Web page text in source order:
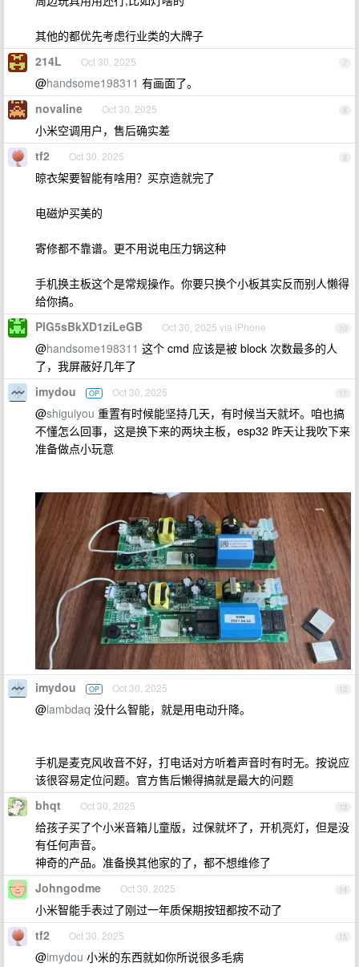
其他的都优先考虑行业类的大牌子
7
214L Oct 30, 2025
@handsome198311 有画面了。
8
novaline Oct 30, 2025
小米空调用户，售后确实差
9
tf2 Oct 30, 2025
晾衣架要智能有啥用？买京造就完了
电磁炉买美的
寄修都不靠谱。更不用说电压力锅这种
手机换主板这个是常规操作。你要只换个小板其实反而别人懒得
给你搞。
10
PlG5sBkXD1ziLeGB Oct 30, 2025 via iPhone
@handsome198311 这个 cmd 应该是被 block 次数最多的人
了，我屏蔽好几年了
11
imydou OP Oct 30, 2025
@shiguiyou 重置有时候能坚持几天，有时候当天就坏。咱也搞
不懂怎么回事，这是换下来的两块主板，esp32 昨天让我吹下来
准备做点小玩意
12
imydou OP Oct 30, 2025
@lambdaq 没什么智能，就是用电动升降。
手机是麦克风收音不好，打电话对方听着声音时有时无。按说应
该很容易定位问题。官方售后懒得搞就是最大的问题
13
bhqt Oct 30, 2025
给孩子买了个小米音箱儿童版，过保就坏了，开机亮灯，但是没
有任何声音。
神奇的产品。准备换其他家的了，都不想维修了
14
Johngodme Oct 30, 2025
小米智能手表过了刚过一年质保期按钮都按不动了
15
tf2 Oct 30, 2025
@imydou 小米的东西就如你所说很多毛病